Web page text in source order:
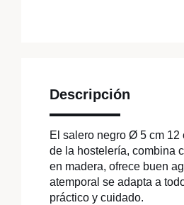
Descripción
El salero negro Ø 5 cm
de la hostelería, combina
en madera, ofrece buen
atemporal se adapta a
práctico y cuidado.